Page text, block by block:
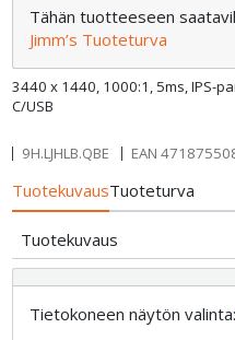
3440 x 1440, 1000:1, 5ms, IPS-
C/USB
Tähän tuotteeseen
Jimm’s Tuoteturva
9H.LJHLB.QBE EAN
TuotekuvausTuoteturva
Tuotekuvaus
Tietokoneen näytön